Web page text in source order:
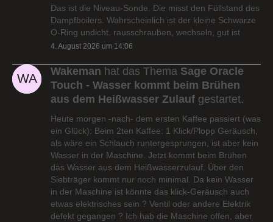
Das ist die Niveau-Sonde. Die misst den Füllstand des
Dampfboilers. Wahrscheinlich ist der kleine Schwarze
O-Ring undicht. rausschrauben, wechseln, gut ist
4. August 2026 um 14:06
Wakeman hat das Thema Sage Oracle
Touch - Wasser kommt beim Brühen
aus dem Heißwasser Zulauf gestartet.
Heute morgen -nach- dem ersten Kaffee passiert (was
ein Glück): Beim 2ten Kaffee: 1 Klick/Plopp Geräusch,
als wäre ein Schlauch runtergesprungen, ist aber kein
Wasser in der Maschine. Jetzt kommt beim Brühen
das Wasser aus dem Heißwasserzulauf. Über den
Siebträger kommt nur noch minimal. Da kein Wasser
in der Maschine ist könnte das klick-Geräusch auch
etwas elektrisches sein ? Ventil oder andere Elektrik
defekt gegangen ? Ich hab die Maschine offen, aber